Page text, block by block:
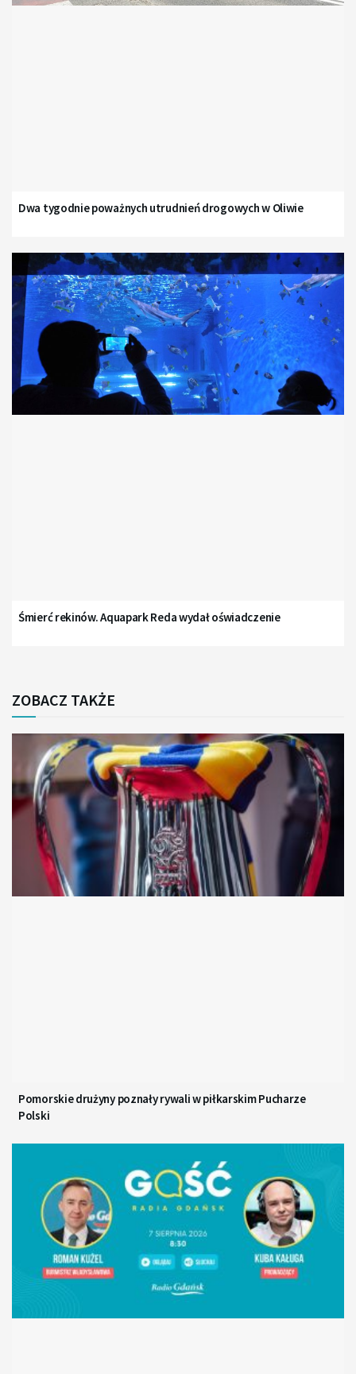
Dwa tygodnie poważnych utrudnień drogowych w Oliwie
Śmierć rekinów. Aquapark Reda wydał oświadczenie
ZOBACZ TAKŻE
Pomorskie drużyny poznały rywali w piłkarskim Pucharze
Polski